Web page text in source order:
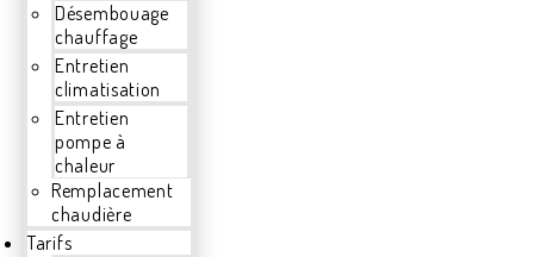
Désembouage
chauffage
Entretien
climatisation
Entretien
pompe à
chaleur
Remplacement
chaudière
Tarifs